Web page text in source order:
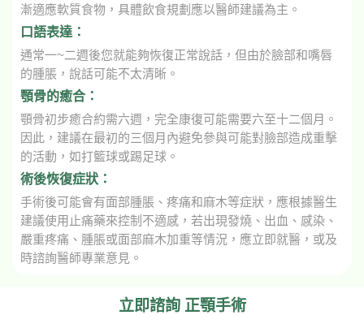
漸適應軟質食物，具體飲食規劃應以醫師建議為主。
口語表達：
通常一~二週後您就能夠恢復正常說話，但由於臉部和嘴唇
的腫脹，說話可能不太清晰。
顎骨的癒合：
顎骨初步癒合約需六週，完全康復可能需要六至十二個月。
因此，建議在最初的三個月內避免參與可能對臉部造成重擊
的活動，如打籃球或踢足球。
術後恢復症狀：
手術後可能會有面部腫脹、疼痛和麻木等症狀，應根據醫生
建議使用止痛藥來控制不適感，若出現發燒、出血、感染、
嚴重疼痛、腫脹或面部麻木加重等情況，應立即就醫，或及
時諮詢醫師專業意見。
立即諮詢 正顎手術